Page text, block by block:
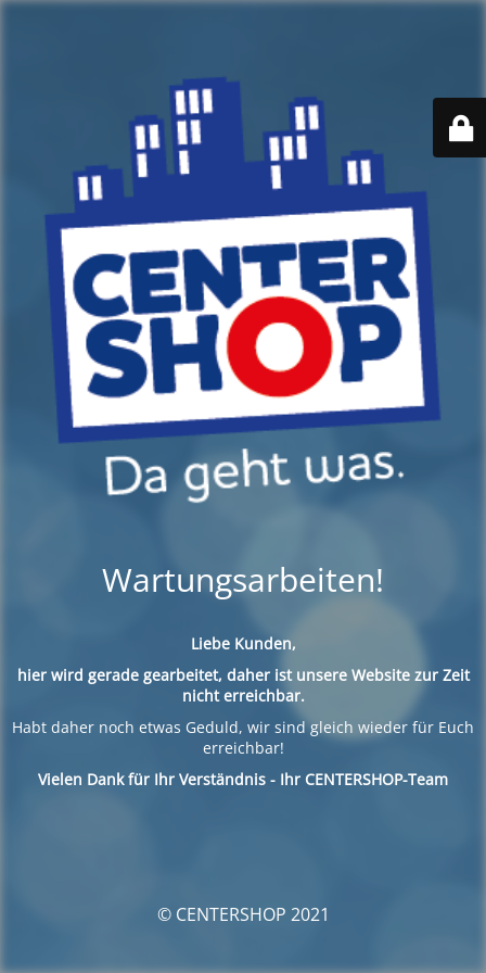
Wartungsarbeiten!
Liebe Kunden,
hier wird gerade gearbeitet, daher ist unsere Website zur Zeit
nicht erreichbar.
Habt daher noch etwas Geduld, wir sind gleich wieder für Euch
erreichbar!
Vielen Dank für Ihr Verständnis - Ihr CENTERSHOP-Team
© CENTERSHOP 2021